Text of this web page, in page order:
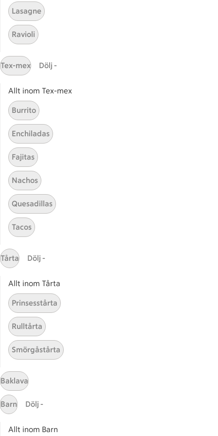
Påsksnittar
Baka till påsk
Sidfot
Start
Få snabbt svar
FAQ
Kundservice
Kontakta oss
Massa erbjudanden
Bli stammis på ICA
Handla online
ICAs matkasse
Catering
Apotek Hjärtat
Handla som företag
Gaston
ICAs tjänster
ICA-appen
ICA Scanna
ICA ToGo
Lasagne
Ravioli
Tex-mex Dölj -
Allt inom Tex-mex
Burrito
Enchiladas
Fajitas
Nachos
Quesadillas
Tacos
Tårta Dölj -
Allt inom Tårta
Prinsesstårta
Rulltårta
Smörgåstårta
Baklava
Barn Dölj -
Allt inom Barn